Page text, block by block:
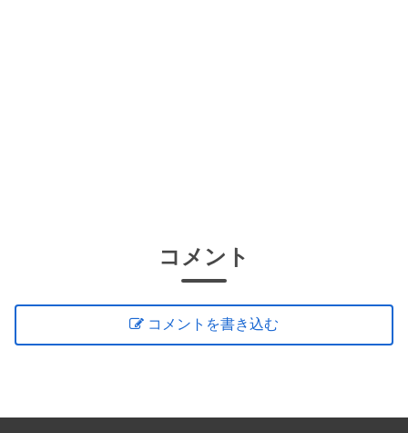
コメント
コメントを書き込む